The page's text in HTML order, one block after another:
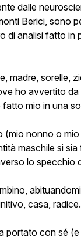
dalle
Berici, sono
analisi fatto in
madre, sorelle,
ho avvertito
mio in una
nonno o
maschile si
lo specchio
casa, radice.
portato con sé